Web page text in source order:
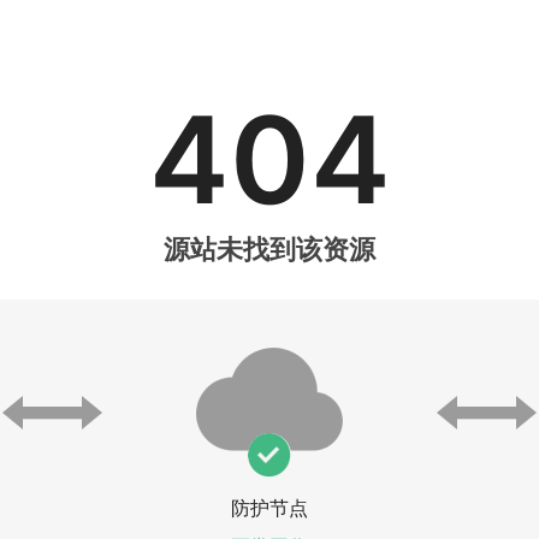
404
源站未找到该资源
防护节点